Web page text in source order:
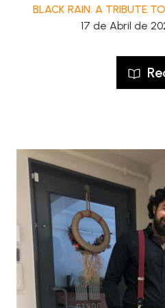
BLACK RAIN: A TRIBUTE
17 de Abril de